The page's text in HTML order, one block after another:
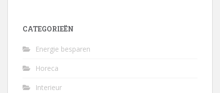
CATEGORIEËN
Energie besparen
Horeca
Interieur